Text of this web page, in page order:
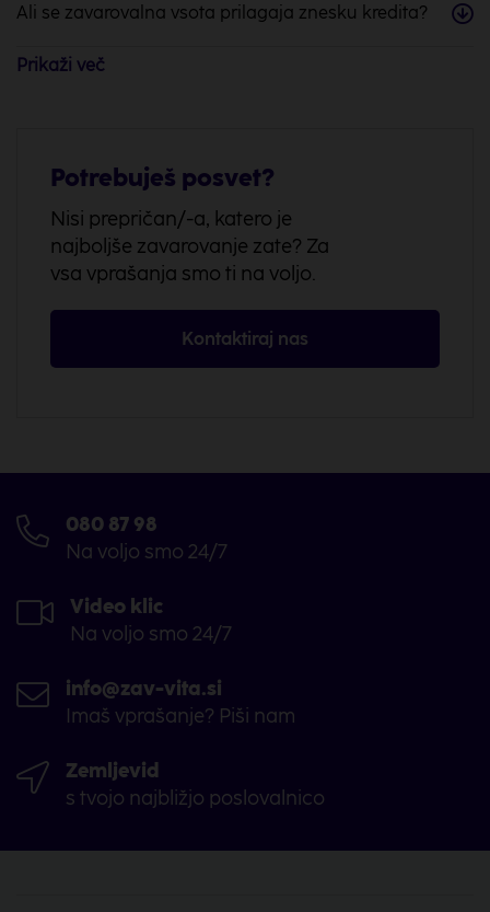
Ali se zavarovalna vsota prilagaja znesku kredita?
Kdaj zavarovanje stopi v veljavo?
Kdo je upravičenec v primer smrti, popolne
Kakšen je postopek sklenitve?
Kako lahko plačujem premijo?
Prikaži več
Potrebuješ posvet?
Nisi prepričan/-a, katero je
najboljše zavarovanje zate? Za
vsa vprašanja smo ti na voljo.
Kontaktiraj nas
080 87 98
Na voljo smo 24/7
Video klic
Na voljo smo 24/7
info@zav-vita.si
Imaš vprašanje? Piši nam
Zemljevid
s tvojo najbližjo poslovalnico